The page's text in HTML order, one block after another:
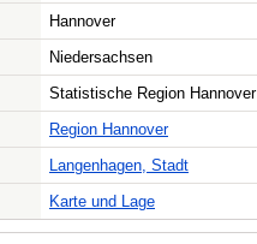
Hannover
Niedersachsen
Statistische Region Hannover
Region Hannover
Langenhagen, Stadt
Karte und Lage